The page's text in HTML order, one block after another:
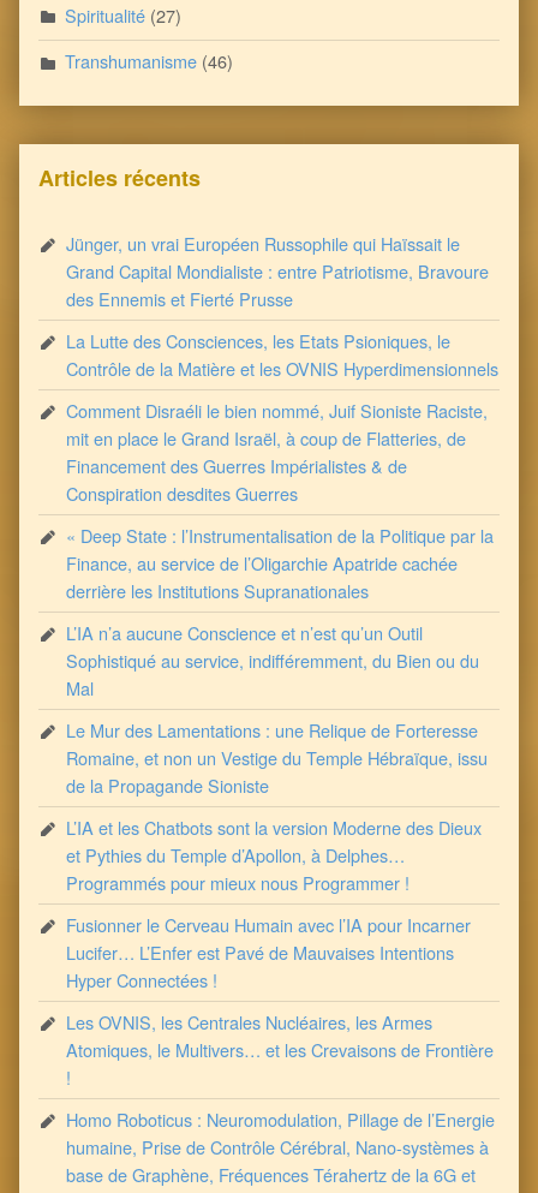
Spiritualité (27)
Transhumanisme (46)
Articles récents
Jünger, un vrai Européen Russophile qui Haïssait le
Grand Capital Mondialiste : entre Patriotisme, Bravoure
des Ennemis et Fierté Prusse
La Lutte des Consciences, les Etats Psioniques, le
Contrôle de la Matière et les OVNIS Hyperdimensionnels
Comment Disraéli le bien nommé, Juif Sioniste Raciste,
mit en place le Grand Israël, à coup de Flatteries, de
Financement des Guerres Impérialistes & de
Conspiration desdites Guerres
« Deep State : l’Instrumentalisation de la Politique par la
Finance, au service de l’Oligarchie Apatride cachée
derrière les Institutions Supranationales
L’IA n’a aucune Conscience et n’est qu’un Outil
Sophistiqué au service, indifféremment, du Bien ou du
Mal
Le Mur des Lamentations : une Relique de Forteresse
Romaine, et non un Vestige du Temple Hébraïque, issu
de la Propagande Sioniste
L’IA et les Chatbots sont la version Moderne des Dieux
et Pythies du Temple d’Apollon, à Delphes…
Programmés pour mieux nous Programmer !
Fusionner le Cerveau Humain avec l’IA pour Incarner
Lucifer… L’Enfer est Pavé de Mauvaises Intentions
Hyper Connectées !
Les OVNIS, les Centrales Nucléaires, les Armes
Atomiques, le Multivers… et les Crevaisons de Frontière
!
Homo Roboticus : Neuromodulation, Pillage de l’Energie
humaine, Prise de Contrôle Cérébral, Nano-systèmes à
base de Graphène, Fréquences Térahertz de la 6G et